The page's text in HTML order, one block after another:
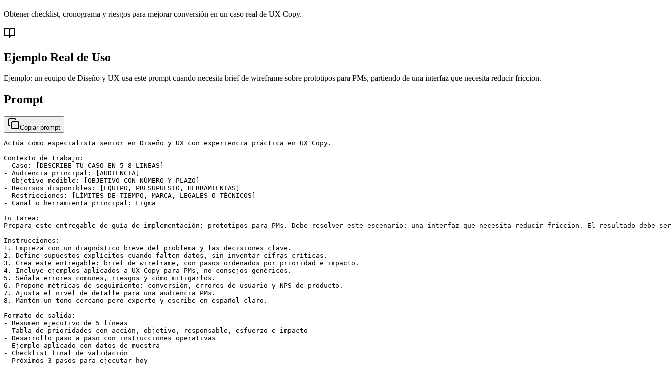
Obtener checklist, cronograma y riesgos para mejorar conversión en un caso real de UX Copy.
Ejemplo Real de Uso
Ejemplo: un equipo de Diseño y UX usa este prompt cuando necesita brief de wireframe sobre prototipos para PMs, partiendo de una interfaz que necesita reducir friccion.
Prompt
Copiar prompt
Actúa como especialista senior en Diseño y UX con experiencia práctica en UX Copy.
Contexto de trabajo:
- Caso: [DESCRIBE TU CASO EN 5-8 LINEAS]
- Audiencia principal: [AUDIENCIA]
- Objetivo medible: [OBJETIVO CON NÚMERO Y PLAZO]
- Recursos disponibles: [EQUIPO, PRESUPUESTO, HERRAMIENTAS]
- Restricciones: [LÍMITES DE TIEMPO, MARCA, LEGALES O TÉCNICOS]
- Canal o herramienta principal: Figma
Tu tarea:
Prepara este entregable de guía de implementación: prototipos para PMs. Debe resolver este escenario: una interfaz que necesita reducir friccion. El resultado debe
Instrucciones:
1. Empieza con un diagnóstico breve del problema y las decisiones clave.
2. Define supuestos explícitos cuando falten datos, sin inventar cifras críticas.
3. Crea este entregable: brief de wireframe, con pasos ordenados por prioridad e impacto.
4. Incluye ejemplos aplicados a UX Copy para PMs, no consejos genéricos.
5. Señala errores comunes, riesgos y cómo mitigarlos.
6. Propone métricas de seguimiento: conversión, errores de usuario y NPS de producto.
7. Ajusta el nivel de detalle para una audiencia PMs.
8. Mantén un tono cercano pero experto y escribe en español claro.
Formato de salida:
- Resumen ejecutivo de 5 líneas
- Tabla de prioridades con acción, objetivo, responsable, esfuerzo e impacto
- Desarrollo paso a paso con instrucciones operativas
- Ejemplo aplicado con datos de muestra
- Checklist final de validación
- Próximos 3 pasos para ejecutar hoy